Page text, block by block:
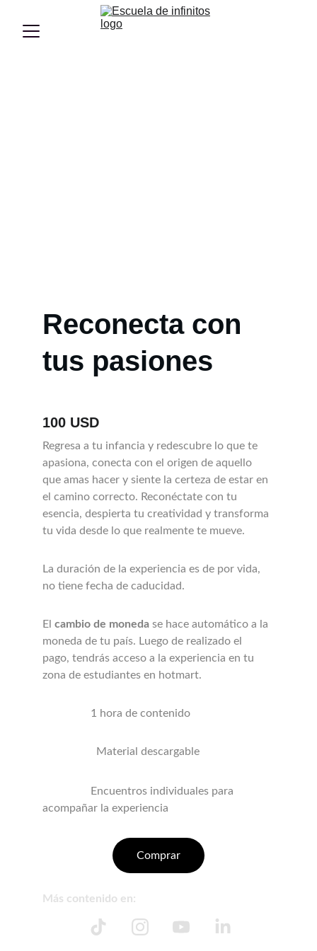
Reconecta con
tus pasiones
100 USD
Regresa a tu infancia y redescubre lo que te
apasiona, conecta con el origen de aquello
que amas hacer y siente la certeza de estar en
el camino correcto. Reconéctate con tu
esencia, despierta tu creatividad y transforma
tu vida desde lo que realmente te mueve.
La duración de la experiencia es de por vida,
no tiene fecha de caducidad.
El cambio de moneda se hace automático a la
moneda de tu país. Luego de realizado el
pago, tendrás acceso a la experiencia en tu
zona de estudiantes en hotmart.
                 1 hora de contenido
Material descargable
acompañar la experiencia
Comprar
Más contenido en: